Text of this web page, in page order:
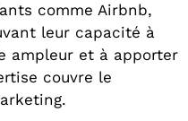
comme Airbnb,
leur capacité à
ampleur et à apporter
couvre le